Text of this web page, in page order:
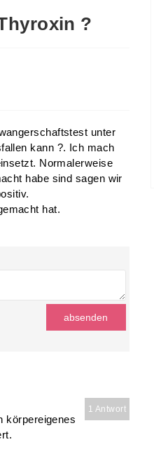
?
unter
kann ?. Ich mach
Normalerweise
habe sind sagen wir
hat.
1 Antwort
körpereigenes